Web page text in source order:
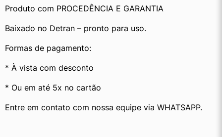
Produto com PROCEDÊNCIA E GARANTIA
Baixado no Detran – pronto para uso.
Formas de pagamento:
* À vista com desconto
* Ou em até 5x no cartão
Entre em contato com nossa equipe via WHATSAPP.